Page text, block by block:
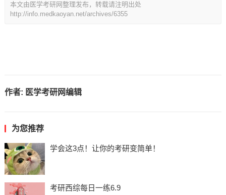
本文由医学考研网整理发布，转载请注明出处
http://info.medkaoyan.net/archives/6355
作者: 医学考研网编辑
为您推荐
学会这3点！让你的考研变简单！
考研西综每日一练6.9